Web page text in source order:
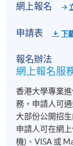
網上報名
申請表 下
報名辦法
網上報名服
香港大學專業
務，申請人可
大部份公開招
申請人可在網
機)、VISA 或